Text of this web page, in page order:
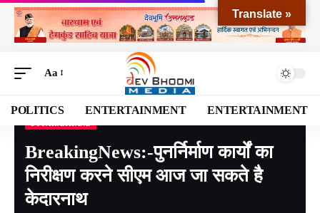
Aa
POLITICS ENTERTAINMENT ENTERTAINMENT
Devbhoomi Media Blog NATIONAL>UTTARAKHAND>BreakingNews:-पुनर्निर्माण कार्यों का निरीक्षण करने सीएम आज जा सकते है केदारनाथ
BreakingNews:-पुनर्निर्माण कार्यों का
निरीक्षण करने सीएम आज जा सकते है
केदारनाथ
Translate »